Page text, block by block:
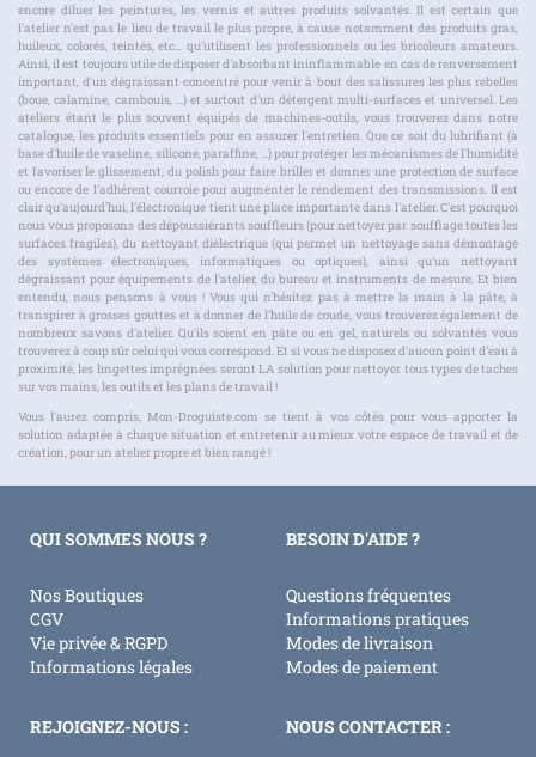
encore diluer les peintures, les vernis et autres produits solvantés. Il est certain que
l'atelier n'est pas le lieu de travail le plus propre, à cause notamment des produits gras,
huileux, colorés, teintés, etc... qu'utilisent les professionnels ou les bricoleurs amateurs.
Ainsi, il est toujours utile de disposer d'absorbant ininflammable en cas de renversement
important, d'un dégraissant concentré pour venir à bout des salissures les plus rebelles
(boue, calamine, cambouis, ...) et surtout d'un détergent multi-surfaces et universel. Les
ateliers étant le plus souvent équipés de machines-outils, vous trouverez dans notre
catalogue, les produits essentiels pour en assurer l'entretien. Que ce soit du lubrifiant (à
base d'huile de vaseline, silicone, paraffine, ...) pour protéger les mécanismes de l'humidité
et favoriser le glissement, du polish pour faire briller et donner une protection de surface
ou encore de l'adhérent courroie pour augmenter le rendement des transmissions. Il est
clair qu'aujourd'hui, l'électronique tient une place importante dans l'atelier. C'est pourquoi
nous vous proposons des dépoussiérants souffleurs (pour nettoyer par soufflage toutes les
surfaces fragiles), du nettoyant diélectrique (qui permet un nettoyage sans démontage
des systèmes électroniques, informatiques ou optiques), ainsi qu'un nettoyant
dégraissant pour équipements de l'atelier, du bureau et instruments de mesure. Et bien
entendu, nous pensons à vous ! Vous qui n'hésitez pas à mettre la main à la pâte, à
transpirer à grosses gouttes et à donner de l'huile de coude, vous trouverez également de
nombreux savons d'atelier. Qu'ils soient en pâte ou en gel, naturels ou solvantés vous
trouverez à coup sûr celui qui vous correspond. Et si vous ne disposez d'aucun point d'eau à
proximité, les lingettes imprégnées seront LA solution pour nettoyer tous types de taches
sur vos mains, les outils et les plans de travail !
Vous l'aurez compris, Mon-Droguiste.com se tient à vos côtés pour vous apporter la
solution adaptée à chaque situation et entretenir au mieux votre espace de travail et de
création, pour un atelier propre et bien rangé !
QUI SOMMES NOUS ?
Nos Boutiques
CGV
Vie privée & RGPD
Informations légales
BESOIN D'AIDE ?
Questions fréquentes
Informations pratiques
Modes de livraison
Modes de paiement
REJOIGNEZ-NOUS : NOUS CONTACTER :